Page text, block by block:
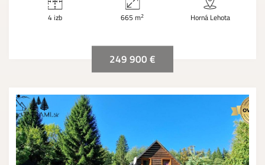
4 izb 665 m2 Horná Lehota
249 900 €